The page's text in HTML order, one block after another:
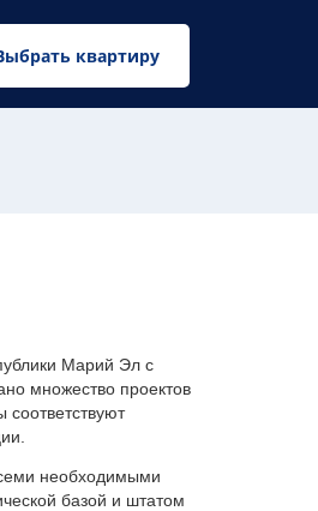
квартиру
Марий Эл с
множество проектов
необходимыми
базой и штатом